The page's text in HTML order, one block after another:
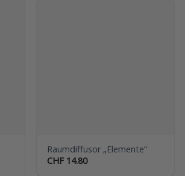
Raumdiffusor „Elemente“
CHF 14.80